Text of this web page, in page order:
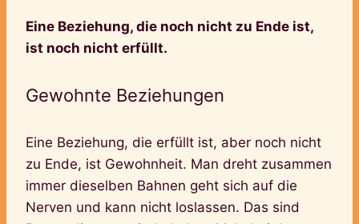
Eine Beziehung, die noch nicht zu Ende ist,
ist noch nicht erfüllt.
Gewohnte Beziehungen
Eine Beziehung, die erfüllt ist, aber noch nicht
zu Ende, ist Gewohnheit. Man dreht zusammen
immer dieselben Bahnen geht sich auf die
Nerven und kann nicht loslassen. Das sind